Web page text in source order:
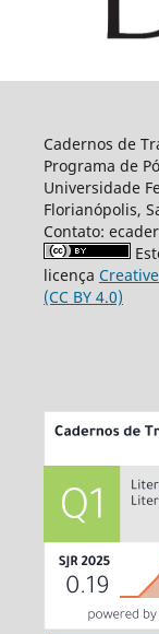
Cadernos de
Programa de
Universidade
Florianópolis,
Contato:
licença
(CC BY 4.0)